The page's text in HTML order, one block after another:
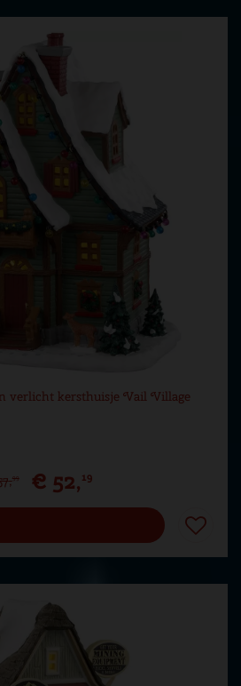
verlicht kersthuisje Vail Village
,99 € 52,19